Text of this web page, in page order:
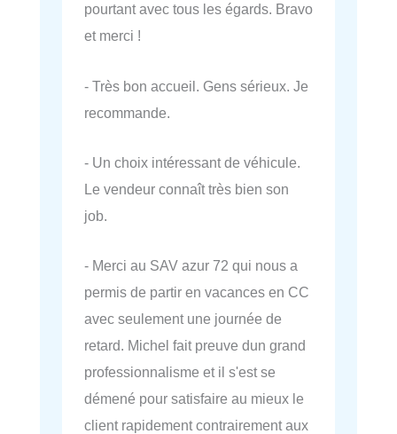
pourtant avec tous les égards. Bravo
et merci !
- Très bon accueil. Gens sérieux. Je
recommande.
- Un choix intéressant de véhicule.
Le vendeur connaît très bien son
job.
- Merci au SAV azur 72 qui nous a
permis de partir en vacances en CC
avec seulement une journée de
retard. Michel fait preuve dun grand
professionnalisme et il s'est se
démené pour satisfaire au mieux le
client rapidement contrairement aux